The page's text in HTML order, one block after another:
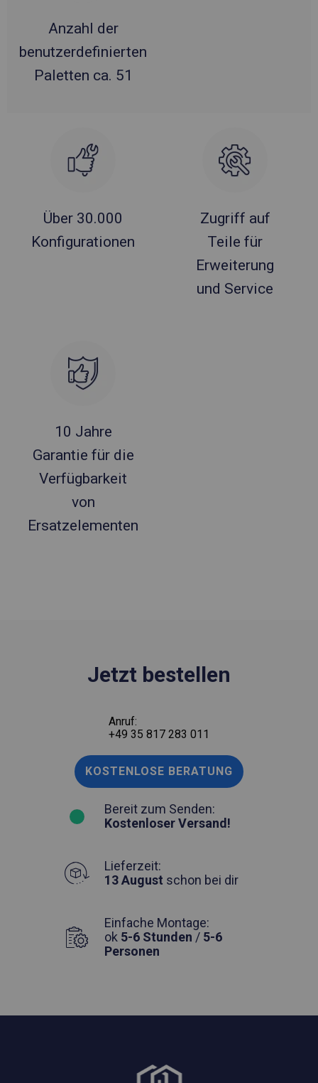
Anzahl der
benutzerdefinierten
Paletten ca. 51
Über 30.000
Konfigurationen
Zugriff auf
Teile für
Erweiterung
und Service
10 Jahre
Garantie für die
Verfügbarkeit
von
Ersatzelementen
Jetzt bestellen
Anruf:
+49 35 817 283 011
KOSTENLOSE BERATUNG
Bereit zum Senden:
Kostenloser Versand!
Lieferzeit:
13 August schon bei dir
Einfache Montage:
ok 5-6 Stunden / 5-6
Personen